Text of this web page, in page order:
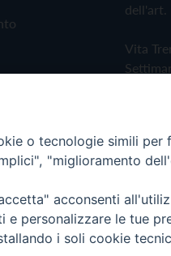
dell'art.
Vita
- Vita Trentina
o tecnologie simili per
"miglioramento
acconsenti
e personalizzare le tue
i soli cookie